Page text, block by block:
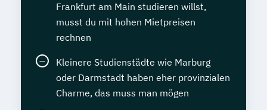
Frankfurt am Main studieren willst,
musst du mit hohen Mietpreisen
rechnen
Kleinere Studienstädte wie Marburg
oder Darmstadt haben eher provinzialen
Charme, das muss man mögen